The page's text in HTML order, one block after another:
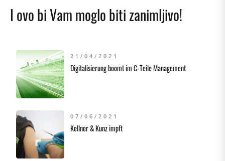
I ovo bi Vam moglo biti zanimljivo!
21/04/2021
Digitalisierung boomt im C-Teile Management
07/06/2021
Kellner & Kunz impft